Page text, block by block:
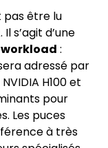
pas être lu
s’agit d’une
:
adressé par
H100 et
pour
Les puces
à très